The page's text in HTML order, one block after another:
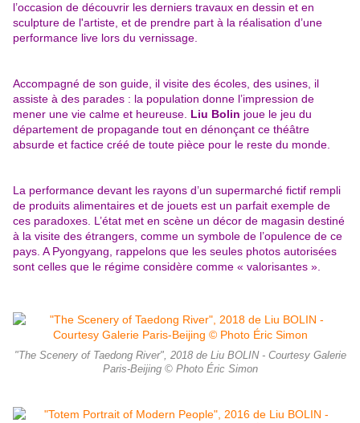
l’occasion de découvrir les derniers travaux en dessin et en
sculpture de l'artiste, et de prendre part à la réalisation d’une
performance live lors du vernissage.
Accompagné de son guide, il visite des écoles, des usines, il
assiste à des parades : la population donne l’impression de
mener une vie calme et heureuse. Liu Bolin joue le jeu du
département de propagande tout en dénonçant ce théâtre
absurde et factice créé de toute pièce pour le reste du monde.
La performance devant les rayons d’un supermarché fictif rempli
de produits alimentaires et de jouets est un parfait exemple de
ces paradoxes. L’état met en scène un décor de magasin destiné
à la visite des étrangers, comme un symbole de l’opulence de ce
pays. A Pyongyang, rappelons que les seules photos autorisées
sont celles que le régime considère comme « valorisantes ».
"The Scenery of Taedong River", 2018 de Liu BOLIN - Courtesy Galerie
Paris-Beijing © Photo Éric Simon